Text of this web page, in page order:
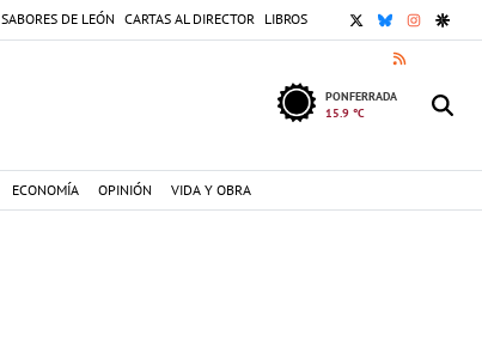
SABORES DE LEÓN CARTAS AL DIRECTOR LIBROS X BLUESKY
RSS
PONFERRADA
15.9 °C
ECONOMÍA OPINIÓN VIDA Y OBRA